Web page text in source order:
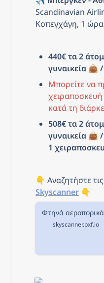
Scandinavian
Κοπεγχάγη, 1
440€ τα 2
γυναικεία
Μπορείτε να
κατά τη
508€ τα 2
γυναικεία
1
Skyscanner 👇
skyscanner.pxf.io